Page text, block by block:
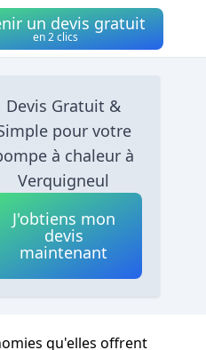
un devis gratuit
en 2 clics
Devis Gratuit &
pour votre
à chaleur à
Verquigneul
J'obtiens mon
devis
maintenant
qu'elles offrent